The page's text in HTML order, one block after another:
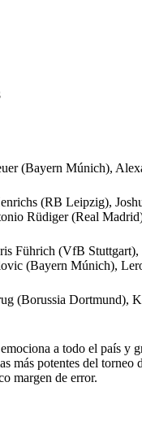
(Bayern Múnich),
(RB Leipzig),
Rüdiger (Real
Führich (VfB
(Bayern Múnich),
(Borussia Dortmund),
a todo el país y
más potentes del
margen de error.